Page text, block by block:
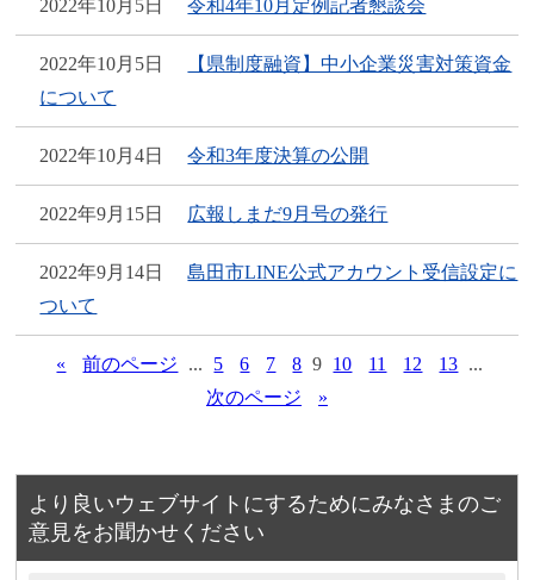
2022年10月5日 令和4年10月定例記者懇談会
2022年10月5日
【県制度融資】中小企業災害対策資金
について
2022年10月4日 令和3年度決算の公開
2022年9月15日 広報しまだ9月号の発行
2022年9月14日
島田市LINE公式アカウント受信設定に
ついて
« 前のページ ... 5 6 7 8 9 10 11 12 13 ...
次のページ
»
より良いウェブサイトにするためにみなさまのご
意見をお聞かせください